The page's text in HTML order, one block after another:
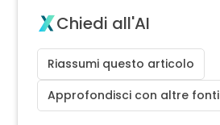
Chiedi all'AI
Riassumi questo articolo
Approfondisci con altre fonti